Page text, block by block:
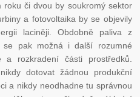
či dvou by soukromý sektor
a fotovoltaika by se objevily
laciněji. Obdobně paliva z
se pak možná i další rozumné
a rozkradení části prostředků.
dotovat žádnou produkční
a nikdy neodhadne tu správnou